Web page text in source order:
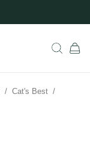
/ Cat's Best /